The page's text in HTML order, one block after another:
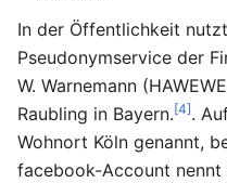
In der Öffentlichkeit
Pseudonymservice der
W. Warnemann
Raubling in Bayern.[4].
Wohnort Köln genannt,
facebook-Account nennt